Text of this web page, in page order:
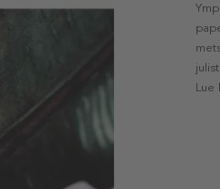
Lue